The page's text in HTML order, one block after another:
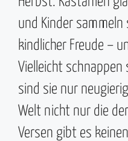
und Kinder sammeln
kindlicher Freude –
Vielleicht schnappen
sind sie nur
Welt nicht nur die
Versen gibt es